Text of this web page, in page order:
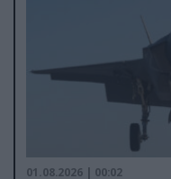
01.08.2026 | 00:02